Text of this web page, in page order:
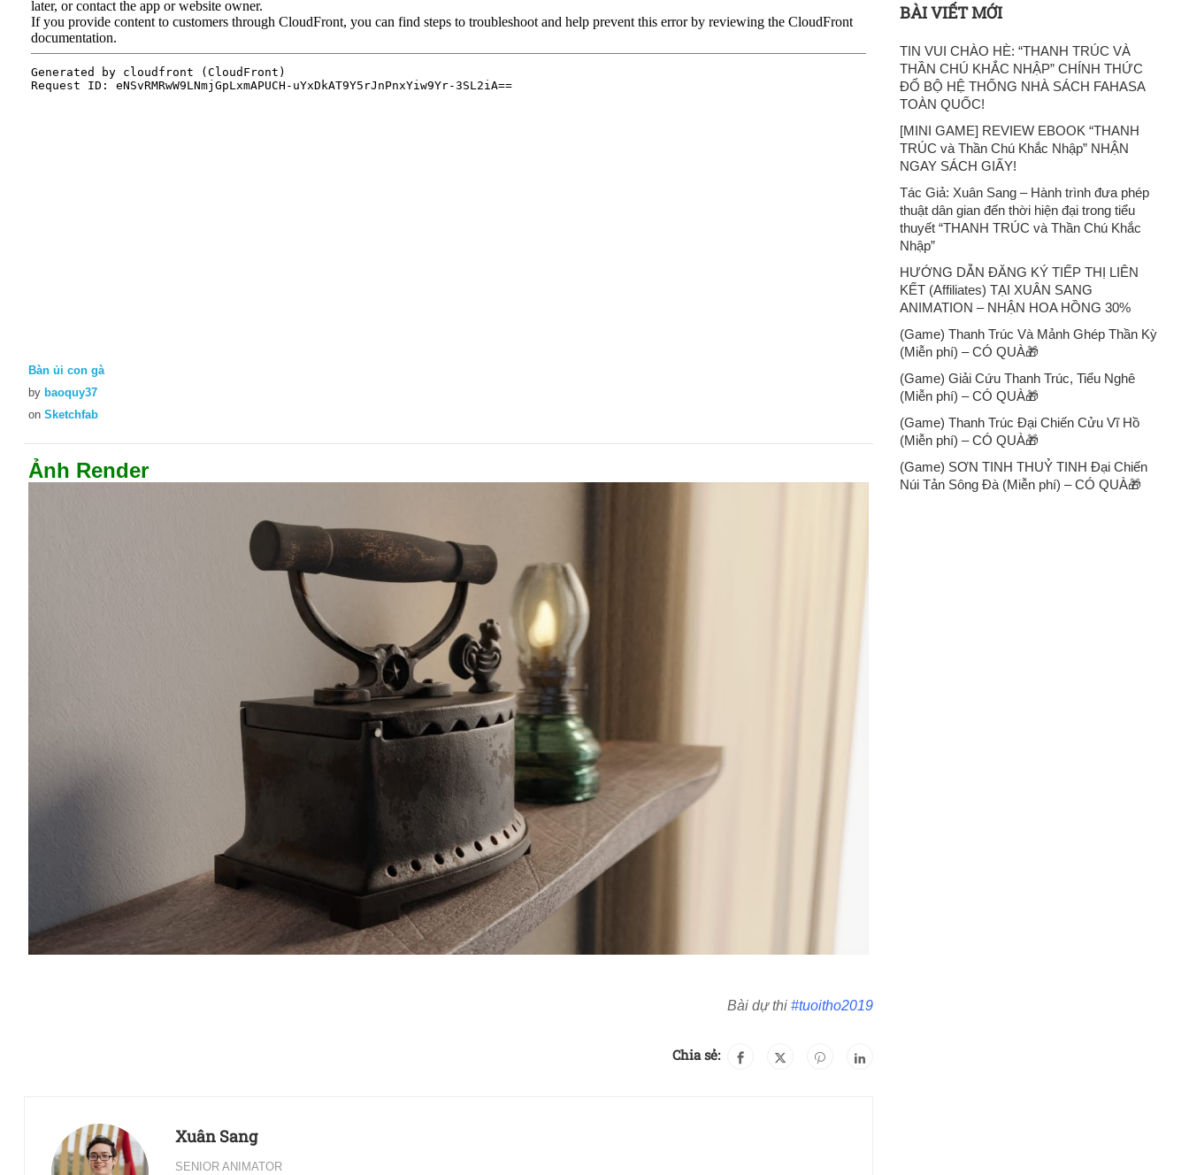
Bàn ủi con gà
by baoquy37
on Sketchfab
Ảnh Render
Bài dự thi #tuoitho2019
Chia sẻ:
Xuân Sang
SENIOR ANIMATOR
BÀI VIẾT MỚI
TIN VUI CHÀO HÈ: “THANH TRÚC VÀ
THẦN CHÚ KHẮC NHẬP” CHÍNH THỨC
ĐỔ BỘ HỆ THỐNG NHÀ SÁCH FAHASA
TOÀN QUỐC!
[MINI GAME] REVIEW EBOOK “THANH
TRÚC và Thần Chú Khắc Nhập” NHẬN
NGAY SÁCH GIẤY!
Tác Giả: Xuân Sang – Hành trình đưa phép
thuật dân gian đến thời hiện đại trong tiểu
thuyết “THANH TRÚC và Thần Chú Khắc
Nhập”
HƯỚNG DẪN ĐĂNG KÝ TIẾP THỊ LIÊN
KẾT (Affiliates) TẠI XUÂN SANG
ANIMATION – NHẬN HOA HỒNG 30%
(Game) Thanh Trúc Và Mảnh Ghép Thần Kỳ
(Miễn phí) – CÓ QUÀ🎁
(Game) Giải Cứu Thanh Trúc, Tiểu Nghê
(Miễn phí) – CÓ QUÀ🎁
(Game) Thanh Trúc Đại Chiến Cửu Vĩ Hồ
(Miễn phí) – CÓ QUÀ🎁
(Game) SƠN TINH THUỶ TINH Đại Chiến
Núi Tản Sông Đà (Miễn phí) – CÓ QUÀ🎁